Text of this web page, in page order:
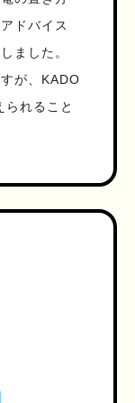
ドバイス
ました。
が、KADO
られること